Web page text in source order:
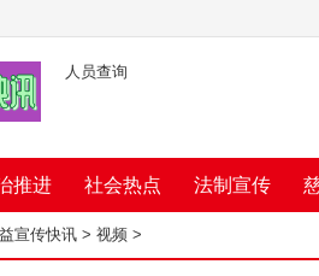
人员查询
推进 社会热点 法制宣传
宣传快讯 > 视频 >